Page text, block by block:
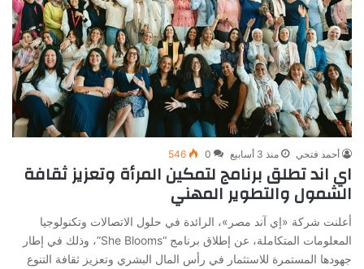
أحمد فتحي منذ 3 أسابيع 0
546
اي اند تطلق برنامج لتمكين المرأة وتعزيز ثقافة
الشمول والتطوير المهني
أعلنت شركة «إي آند مصر»، الرائدة في حلول الاتصالات وتكنولوجيا
المعلومات المتكاملة، عن إطلاق برنامج “She Blooms”، وذلك في إطار
جهودها المستمرة للاستثمار في رأس المال البشري وتعزيز ثقافة التنوع